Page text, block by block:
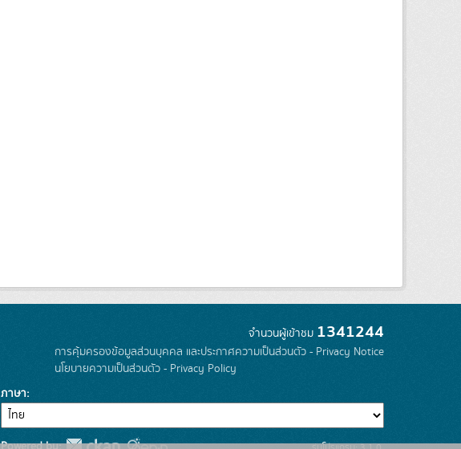
จำนวนผู้เข้าชม 1341244
การคุ้มครองข้อมูลส่วนบุคคล และประกาศความเป็นส่วนตัว - Privacy Notice
นโยบายความเป็นส่วนตัว - Privacy Policy
ภาษา